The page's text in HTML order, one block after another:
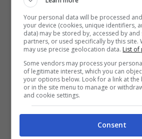
criticato: non è
prestazione
Macedonia del
In particolar modo il secondo
Atanasov, nella sfida di
all’Olimpico
Your personal data will be processed
your device (cookies, unique identifiers,
data) may be stored by, accessed by
partners, or used specifically by this site.
may use precise geolocation data. List of
Some vendors may process your
of legitimate interest, which you can
your options below. Look for a link at
or in the site menu to manage or
and cookie settings.
Consent